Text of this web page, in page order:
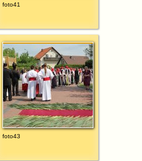
foto41
foto43